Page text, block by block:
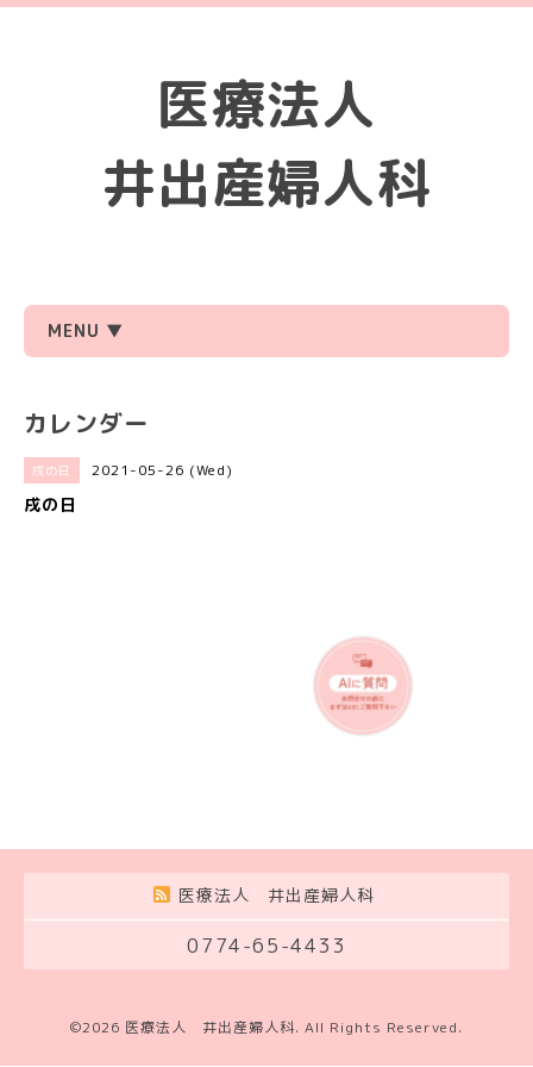
医療法人
井出産婦人科
MENU ▼
カレンダー
戌の日 2021-05-26 (Wed)
戌の日
医療法人 井出産婦人科
0774-65-4433
©2026 医療法人 井出産婦人科. All Rights Reserved.